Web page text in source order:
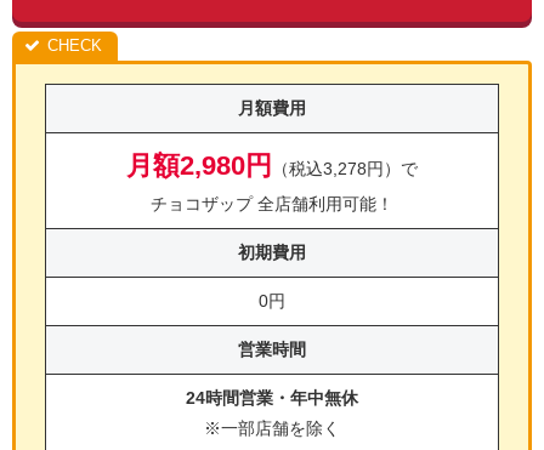
月額費用
月額2,980円
（税込3,278円）で
チョコザップ 全店舗利用可能！
初期費用
0円
営業時間
24時間営業・年中無休
※一部店舗を除く